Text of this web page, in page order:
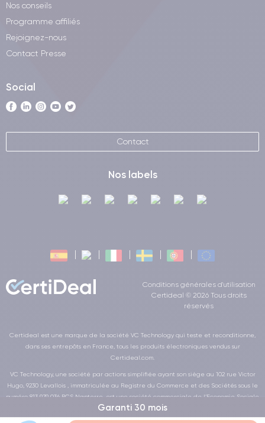
Garanti 30 mois
Nos conseils
Programme affiliés
Rejoignez-nous
Contact Presse
Social
Contact
Nos labels
Conditions générales d'utilisation
Certideal © 2026 Tous droits
réservés
Certideal est une marque de la société VC Technology qui teste et reconditionne,
dans ses entrepôts en France, tous les produits électroniques vendus sur
Certideal.com.
VC Technology, une société par actions simplifiée ayant son siège au 102 rue Victor
Hugo, 9230 Levallois , immatriculée au Registre du Commerce et des Sociétés sous le
numéro 813 979 036 RCS Nanterre, est une société commerciale de l’Economie Sociale
et Solidaire au sens de la loi de la LOI n° 2014-856 du 31 juillet 2014